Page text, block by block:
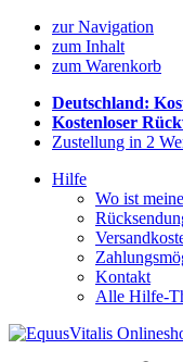
zur Navigation
zum Inhalt
zum Warenkorb
Deutschland:
Kostenloser
Zustellung in 2
Hilfe
Wo ist
Kontakt
Alle Hilfe-